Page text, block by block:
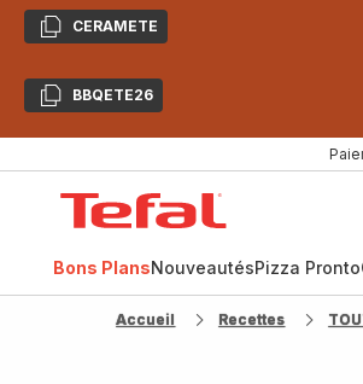
CopierCERAMETE
CopierBBQETE26
Bons PlansNouveautésPizza Pronto
Accueil Recettes